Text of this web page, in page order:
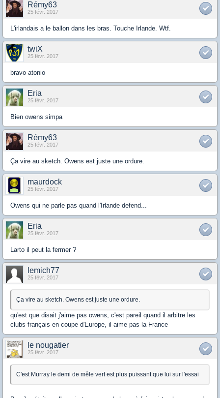
Rémy63
25 févr. 2017
L'irlandais a le ballon dans les bras. Touche Irlande. Wtf.
twiX
25 févr. 2017
bravo atonio
Eria
25 févr. 2017
Bien owens simpa
Rémy63
25 févr. 2017
Ça vire au sketch. Owens est juste une ordure.
maurdock
25 févr. 2017
Owens qui ne parle pas quand l'Irlande defend...
Eria
25 févr. 2017
Larto il peut la fermer ?
lemich77
25 févr. 2017
Ça vire au sketch. Owens est juste une ordure.
qu'est que disait j'aime pas owens, c'est pareil quand il arbitre les
clubs français en coupe d'Europe, il aime pas la France
le nougatier
25 févr. 2017
C'est Murray le demi de mêle vert est plus puissant que lui sur l'essai